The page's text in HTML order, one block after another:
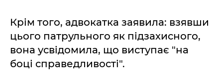
Крім того, адвокатка заявила: взявши
цього патрульного як підзахисного,
вона усвідомила, що виступає "на
боці справедливості".